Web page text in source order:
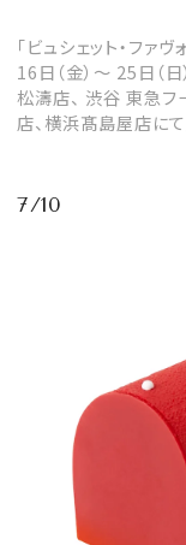
「ビュシェット・フ
16日（金）～ 25日（
松濤店、 渋谷 東急フ
店、横浜髙島屋店に
7/10